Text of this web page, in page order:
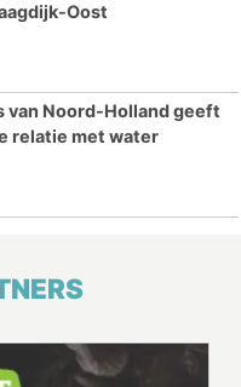
Oost
van Noord-Holland geeft
relatie met water